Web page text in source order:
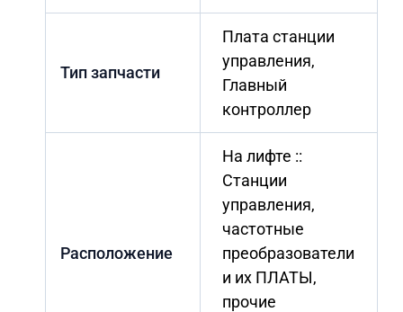
Тип запчасти
Плата станции
управления,
Главный
контроллер
Расположение
На лифте ::
Станции
управления,
частотные
преобразователи
и их ПЛАТЫ,
прочие